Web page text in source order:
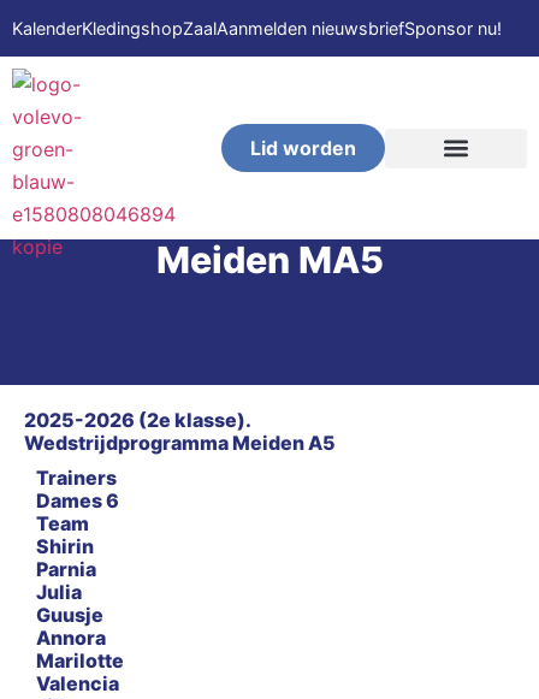
KalenderKledingshopZaalAanmelden nieuwsbriefSponsor nu!
Lid worden
Meiden MA5
2025-2026 (2e klasse).
Wedstrijdprogramma Meiden A5
Trainers
Dames 6
Team
Shirin
Parnia
Julia
Guusje
Annora
Marilotte
Valencia